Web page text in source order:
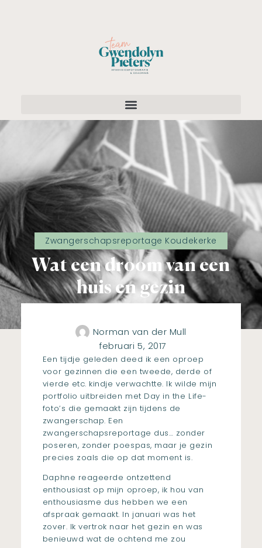
Zwangerschapsreportage Koudekerke
Wat een droom van een
huis en gezin
Norman van der Mull
februari 5, 2017
Een tijdje geleden deed ik een oproep
voor gezinnen die een tweede, derde of
vierde etc. kindje verwachtte. Ik wilde mijn
portfolio uitbreiden met Day in the Life-
foto’s die gemaakt zijn tijdens de
zwangerschap. Een
zwangerschapsreportage dus… zonder
poseren, zonder poespas, maar je gezin
precies zoals die op dat moment is.
Daphne reageerde ontzettend
enthousiast op mijn oproep, ik hou van
enthousiasme dus hebben we een
afspraak gemaakt. In januari was het
zover. Ik vertrok naar het gezin en was
benieuwd wat de ochtend me zou